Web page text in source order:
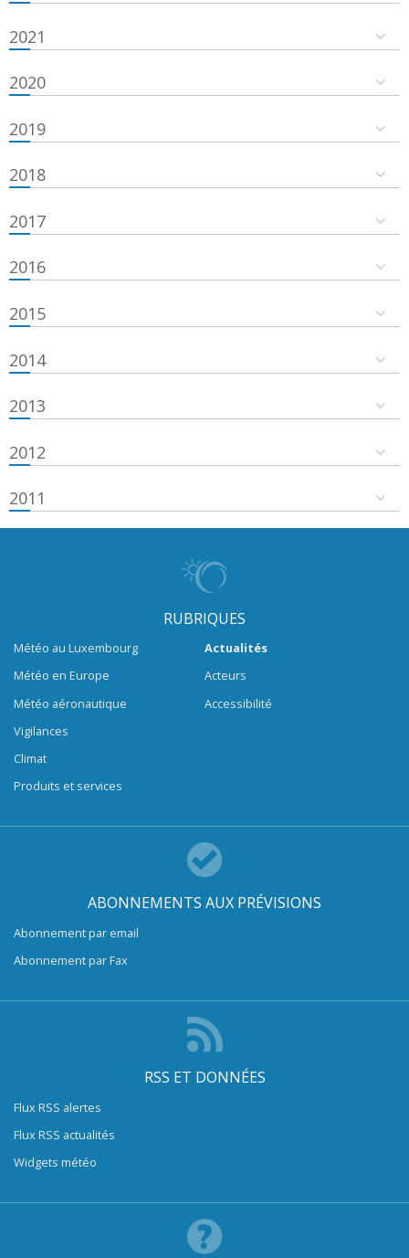
2021
2020
2019
2018
2017
2016
2015
2014
2013
2012
2011
RUBRIQUES
Météo au Luxembourg
Météo en Europe
Météo aéronautique
Vigilances
Climat
Produits et services
Actualités
Acteurs
Accessibilité
ABONNEMENTS AUX PRÉVISIONS
Abonnement par email
Abonnement par Fax
RSS ET DONNÉES
Flux RSS alertes
Flux RSS actualités
Widgets météo